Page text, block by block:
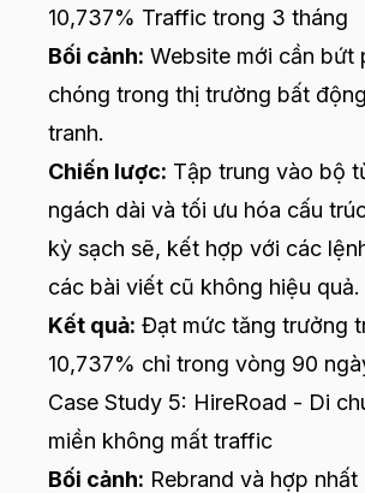
10,737% Traffic trong 3 tháng
Bối cảnh: Website mới cần bứt
chóng trong thị trường bất
tranh.
Chiến lược: Tập trung vào bộ
ngách dài và tối ưu hóa cấu
kỳ sạch sẽ, kết hợp với các
các bài viết cũ không hiệu quả.
Kết quả: Đạt mức tăng trưởng
10,737% chỉ trong vòng 90
Case Study 5: HireRoad - Di
miền không mất traffic
Bối cảnh: Rebrand và hợp